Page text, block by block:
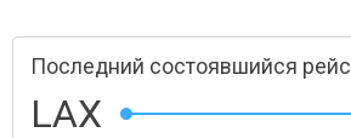
Последний состоявшийся рейс
LAX